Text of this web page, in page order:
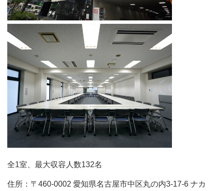
全1室、最大収容人数132名
住所：〒460-0002 愛知県名古屋市中区丸の内3-17-6 ナカ